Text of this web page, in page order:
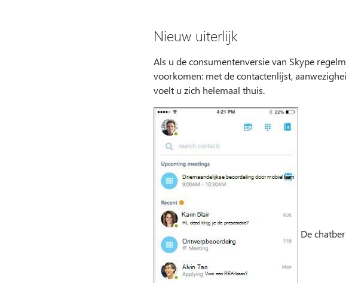
Nieuw uiterlijk
Als u de consumentenversie van Skype
voorkomen: met de contactenlijst,
voelt u zich helemaal thuis.
De